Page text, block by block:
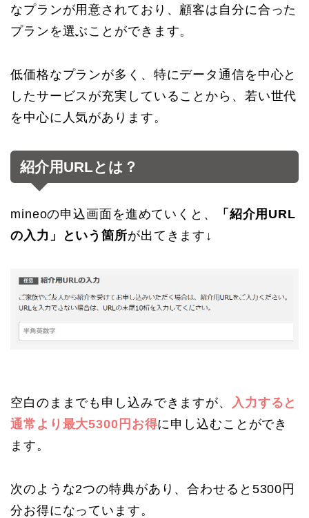
なプランが用意されており、顧客は自分に合った
プランを選ぶことができます。
低価格なプランが多く、特にデータ通信を中心と
したサービスが充実していることから、若い世代
を中心に人気があります。
紹介用URLとは？
mineoの申込画面を進めていくと、
「紹介用URL
の入力」という箇所が出てきます↓
空白のままでも申し込みできますが、
入力すると
通常より最大5300円お得に申し込むことができ
ます。
次のような2つの特典があり、合わせると5300円
分お得になっています。